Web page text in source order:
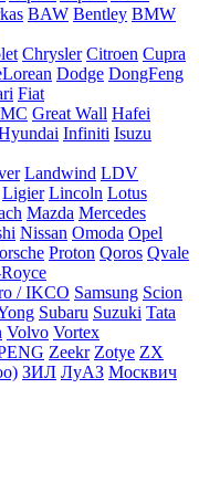
BAW Bentley BMW
Chrysler Citroen Cupra
Dodge DongFeng
Fiat
Great Wall Hafei
Infiniti Isuzu
Landwind LDV
Ligier Lincoln Lotus
Mazda Mercedes
Nissan Omoda Opel
Proton Qoros Qvale
/ IKCO Samsung Scion
Subaru Suzuki Tata
Volvo Vortex
Zeekr Zotye ZX
ЗИЛ ЛуАЗ Москвич